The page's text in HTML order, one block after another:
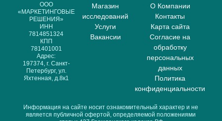
ООО
«МАРКЕТИНГОВЫЕ
РЕШЕНИЯ»
ИНН
7814851324
КПП
781401001
Адрес:
197374, г. Санкт-
Петербург, ул.
Яхтенная, д.8к1
Магазин
исследований
Услуги
Вакансии
О Компании
Контакты
Карта сайта
Согласие на
обработку
персональных
данных
Политика
конфиденциальности
Информация на сайте носит ознакомительный характер и не
является публичной офертой, определяемой положениями